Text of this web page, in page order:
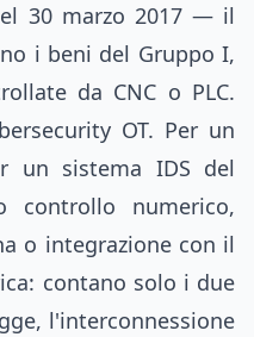
30 marzo 2017 — il
i beni del Gruppo I,
da CNC o PLC.
OT. Per un
un sistema IDS del
controllo numerico,
o integrazione con il
contano solo i due
l'interconnessione